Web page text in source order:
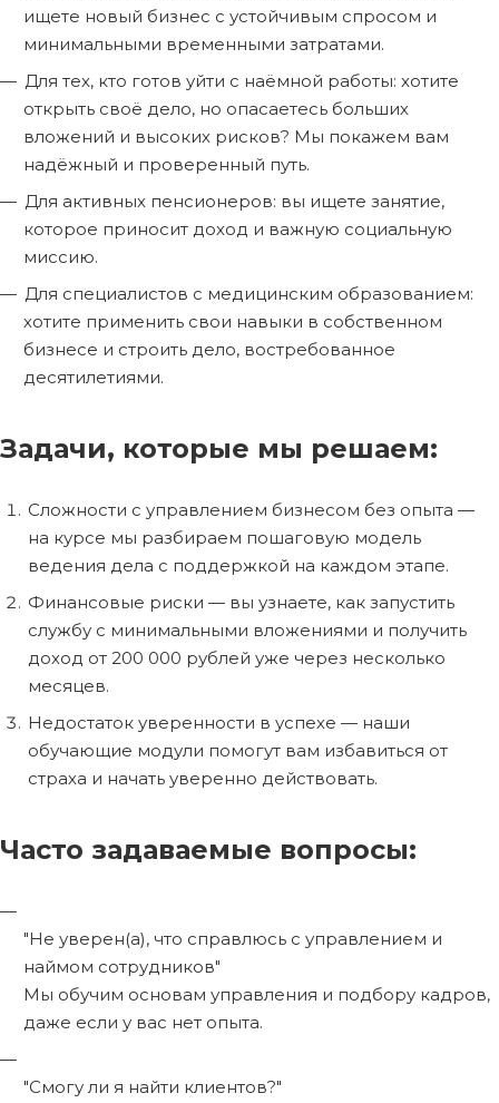
ищете новый бизнес с устойчивым спросом и
минимальными временными затратами.
Для тех, кто готов уйти с наёмной работы: хотите
открыть своё дело, но опасаетесь больших
вложений и высоких рисков? Мы покажем вам
надёжный и проверенный путь.
Для активных пенсионеров: вы ищете занятие,
которое приносит доход и важную социальную
миссию.
Для специалистов с медицинским образованием:
хотите применить свои навыки в собственном
бизнесе и строить дело, востребованное
десятилетиями.
Задачи, которые мы решаем:
Сложности с управлением бизнесом без опыта —
на курсе мы разбираем пошаговую модель
ведения дела с поддержкой на каждом этапе.
Финансовые риски — вы узнаете, как запустить
службу с минимальными вложениями и получить
доход от 200 000 рублей уже через несколько
месяцев.
Недостаток уверенности в успехе — наши
обучающие модули помогут вам избавиться от
страха и начать уверенно действовать.
Часто задаваемые вопросы:
"Не уверен(а), что справлюсь с управлением и
наймом сотрудников"
Мы обучим основам управления и подбору кадров,
даже если у вас нет опыта.
"Смогу ли я найти клиентов?"